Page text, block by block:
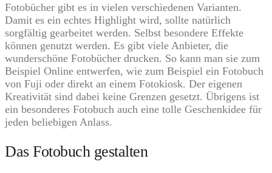
Fotobücher gibt es in vielen verschiedenen Varianten.
Damit es ein echtes Highlight wird, sollte natürlich
sorgfältig gearbeitet werden. Selbst besondere Effekte
können genutzt werden. Es gibt viele Anbieter, die
wunderschöne Fotobücher drucken. So kann man sie zum
Beispiel Online entwerfen, wie zum Beispiel ein Fotobuch
von Fuji oder direkt an einem Fotokiosk. Der eigenen
Kreativität sind dabei keine Grenzen gesetzt. Übrigens ist
ein besonderes Fotobuch auch eine tolle Geschenkidee für
jeden beliebigen Anlass.
Das Fotobuch gestalten